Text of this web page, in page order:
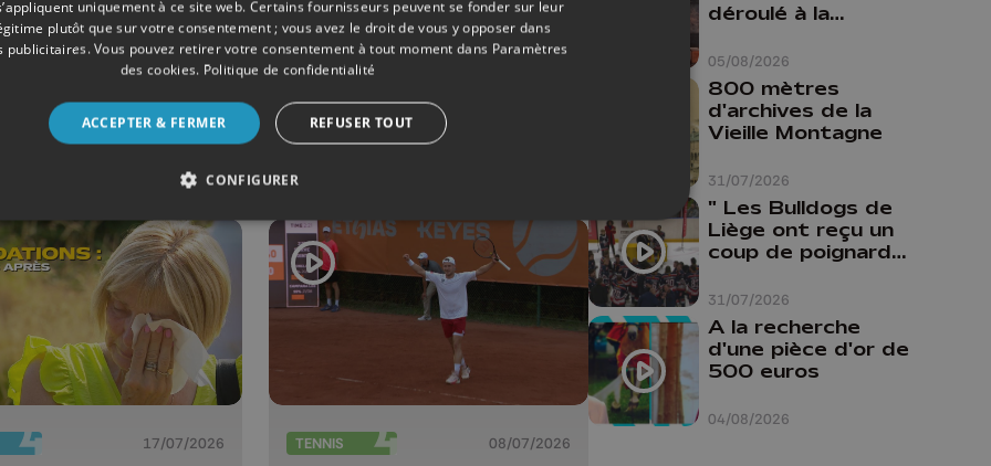
Bulldogs
ont
un coup de
dans le
La mobilité
douce s'améliore
à Liège : fin des
travaux rive
gauche, pistes
Avroy et
Guillemins...
17/07/2026 TENNIS 08/07/2026
aider"
05/08/2026
déroulé à la
Liège
31/07/2026
800 mètres
d'archives de la
Vieille Montagne
31/07/2026
" Les Bulldogs de
Liège ont reçu un
coup de poignard
04/08/2026
A la recherche
d'une pièce d'or de
500 euros
uniquement à ce site web. Certains fournisseurs peuvent se fonder sur leur
plutôt que sur votre consentement ; vous avez le droit de vous y opposer dans
publicitaires. Vous pouvez retirer votre consentement à tout moment dans Paramètres
des cookies. Politique de confidentialité
ACCEPTER & FERMER REFUSER TOUT
CONFIGURER